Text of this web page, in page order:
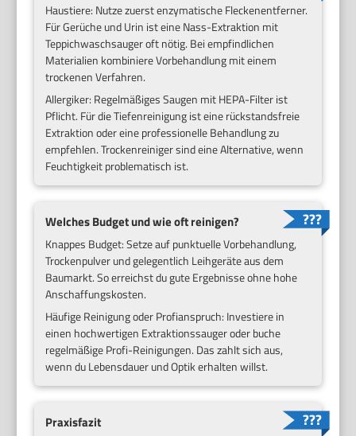
Haustiere: Nutze zuerst enzymatische Fleckenentferner.
Für Gerüche und Urin ist eine Nass-Extraktion mit
Teppichwaschsauger oft nötig. Bei empfindlichen
Materialien kombiniere Vorbehandlung mit einem
trockenen Verfahren.
Allergiker: Regelmäßiges Saugen mit HEPA-Filter ist
Pflicht. Für die Tiefenreinigung ist eine rückstandsfreie
Extraktion oder eine professionelle Behandlung zu
empfehlen. Trockenreiniger sind eine Alternative, wenn
Feuchtigkeit problematisch ist.
Welches Budget und wie oft reinigen?
Knappes Budget: Setze auf punktuelle Vorbehandlung,
Trockenpulver und gelegentlich Leihgeräte aus dem
Baumarkt. So erreichst du gute Ergebnisse ohne hohe
Anschaffungskosten.
Häufige Reinigung oder Profianspruch: Investiere in
einen hochwertigen Extraktionssauger oder buche
regelmäßige Profi-Reinigungen. Das zahlt sich aus,
wenn du Lebensdauer und Optik erhalten willst.
Praxisfazit